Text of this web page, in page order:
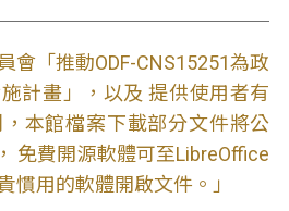
會「推動ODF-CNS15251為政
計畫」，以及 提供使用者有
本館檔案下載部分文件將公
免費開源軟體可至LibreOffice
慣用的軟體開啟文件。」